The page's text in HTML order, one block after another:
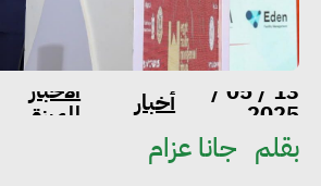
13 / 05 /
2025 أخبار الاخبار
المميزة
بقلم جانا عزام